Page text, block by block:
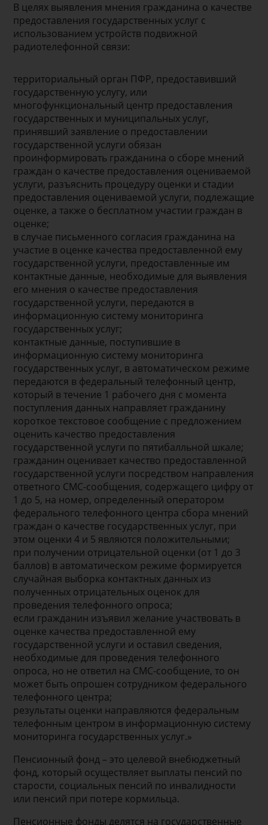
В целях выявления мнения гражданина о качестве
предоставления государственных услуг с
использованием устройств подвижной
радиотелефонной связи:
территориальный орган ПФР, предоставивший
государственную услугу, или
многофункциональный центр предоставления
государственных и муниципальных услуг,
принявший заявление о предоставлении
государственной услуги обязан
проинформировать гражданина о сборе мнений
граждан о качестве предоставления оцениваемой
услуги, разъяснить процедуру оценки и стадии
предоставления оцениваемой услуги, подлежащие
оценке, а также о бесплатном участии граждан в
оценке;
в случае письменного согласия гражданина на
участие в оценке качества предоставленной ему
государственной услуги, предоставленные им
контактные данные, необходимые для выявления
его мнения о качестве предоставления
государственной услуги, передаются в
информационную систему мониторинга
государственных услуг;
контактные данные, поступившие в
информационную систему мониторинга
государственных услуг, в автоматическом режиме
передаются в федеральный телефонный центр,
который в течение 1 рабочего дня с момента
поступления данных направляет гражданину
короткое текстовое сообщение с предложением
оценить качество предоставления
государственной услуги по пятибалльной шкале;
гражданин оценивает качество предоставленной
государственной услуги посредством направления
ответного СМС-сообщения, содержащего цифру от
1 до 5, на номер, определенный оператором
федерального телефонного центра сбора мнений
граждан о качестве государственных услуг, при
этом оценки 4 и 5 являются положительными;
при получении отрицательной оценки (от 1 до 3
баллов) в автоматическом режиме формируется
случайная выборка контактных данных из
полученных отрицательных оценок для
проведения телефонного опроса;
если гражданин изъявил желание участвовать в
оценке качества предоставленной ему
государственной услуги и оставил сведения,
необходимые для проведения телефонного
опроса, но не ответил на СМС-сообщение, то он
может быть опрошен сотрудником федерального
телефонного центра;
результаты оценки направляются федеральным
телефонным центром в информационную систему
мониторинга государственных услуг.»
Пенсионный фонд – это целевой внебюджетный
фонд, который осуществляет выплаты пенсий по
старости, социальных пенсий по инвалидности
или пенсий при потере кормильца.
Пенсионные фонды делятся на государственные